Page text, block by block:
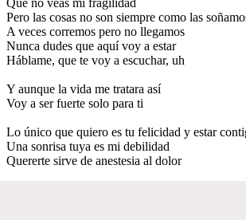
Pero las cosas no son siempre como las
A veces corremos pero no llegamos
Nunca dudes que aquí voy a estar
Háblame, que te voy a escuchar, uh
Y aunque la vida me tratara así
Voy a ser fuerte solo para ti
Lo único que quiero es tu felicidad y estar
Una sonrisa tuya es mi debilidad
Quererte sirve de anestesia al dolor